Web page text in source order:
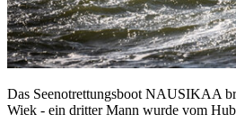
Das Seenotrettungsboot NAUSIKAA
Wiek - ein dritter Mann wurde vom